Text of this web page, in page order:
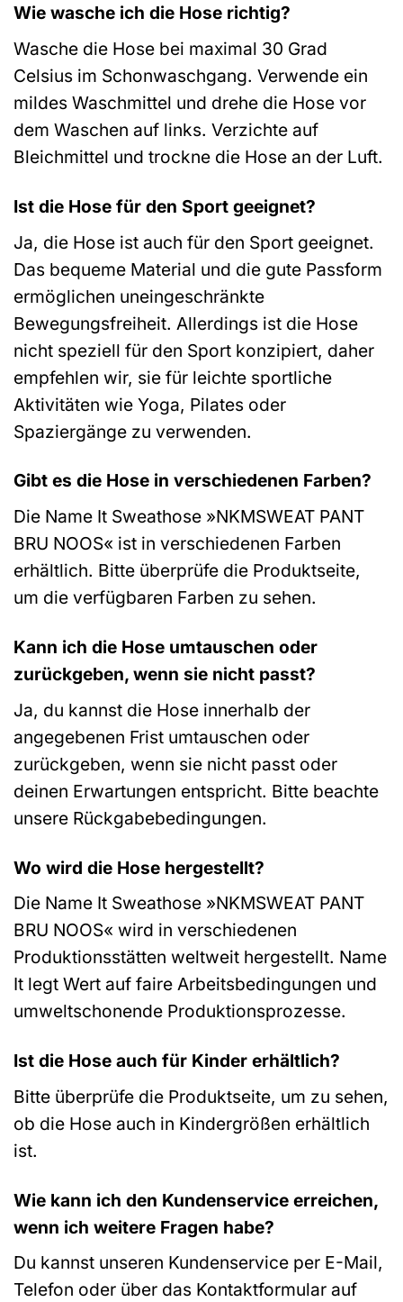
Wie wasche ich die Hose richtig?
Wasche die Hose bei maximal 30 Grad
Celsius im Schonwaschgang. Verwende ein
mildes Waschmittel und drehe die Hose vor
dem Waschen auf links. Verzichte auf
Bleichmittel und trockne die Hose an der Luft.
Ist die Hose für den Sport geeignet?
Ja, die Hose ist auch für den Sport geeignet.
Das bequeme Material und die gute Passform
ermöglichen uneingeschränkte
Bewegungsfreiheit. Allerdings ist die Hose
nicht speziell für den Sport konzipiert, daher
empfehlen wir, sie für leichte sportliche
Aktivitäten wie Yoga, Pilates oder
Spaziergänge zu verwenden.
Gibt es die Hose in verschiedenen Farben?
Die Name It Sweathose »NKMSWEAT PANT
BRU NOOS« ist in verschiedenen Farben
erhältlich. Bitte überprüfe die Produktseite,
um die verfügbaren Farben zu sehen.
Kann ich die Hose umtauschen oder
zurückgeben, wenn sie nicht passt?
Ja, du kannst die Hose innerhalb der
angegebenen Frist umtauschen oder
zurückgeben, wenn sie nicht passt oder
deinen Erwartungen entspricht. Bitte beachte
unsere Rückgabebedingungen.
Wo wird die Hose hergestellt?
Die Name It Sweathose »NKMSWEAT PANT
BRU NOOS« wird in verschiedenen
Produktionsstätten weltweit hergestellt. Name
It legt Wert auf faire Arbeitsbedingungen und
umweltschonende Produktionsprozesse.
Ist die Hose auch für Kinder erhältlich?
Bitte überprüfe die Produktseite, um zu sehen,
ob die Hose auch in Kindergrößen erhältlich
ist.
Wie kann ich den Kundenservice erreichen,
wenn ich weitere Fragen habe?
Du kannst unseren Kundenservice per E-Mail,
Telefon oder über das Kontaktformular auf